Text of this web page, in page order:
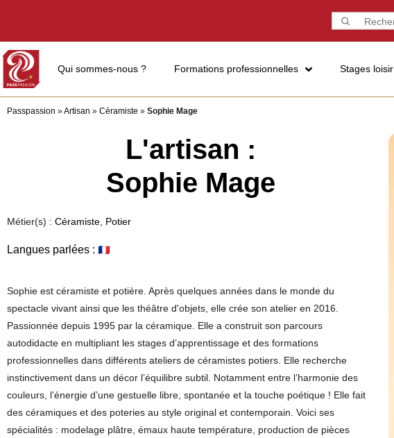
Qui sommes-nous ? Formations professionnelles Stages loisir
Passpassion »Artisan » Céramiste » Sophie Mage
L'artisan :
Sophie Mage
Métier(s) : Céramiste Potier
Langues parlées :
Sophie est céramiste et potière. Après quelques années dans le monde du
spectacle vivant ainsi que les théâtre d'objets, elle crée son atelier en 2016.
Passionnée depuis 1995 par la céramique. Elle a construit son parcours
autodidacte en multipliant les stages d’apprentissage et des formations
professionnelles dans différents ateliers de céramistes potiers. Elle recherche
instinctivement dans un décor l’équilibre subtil. Notamment entre l’harmonie des
couleurs, l’énergie d’une gestuelle libre, spontanée et la touche poétique ! Elle fait
des céramiques et des poteries au style original et contemporain. Voici ses
spécialités : modelage plâtre, émaux haute température, production de pièces